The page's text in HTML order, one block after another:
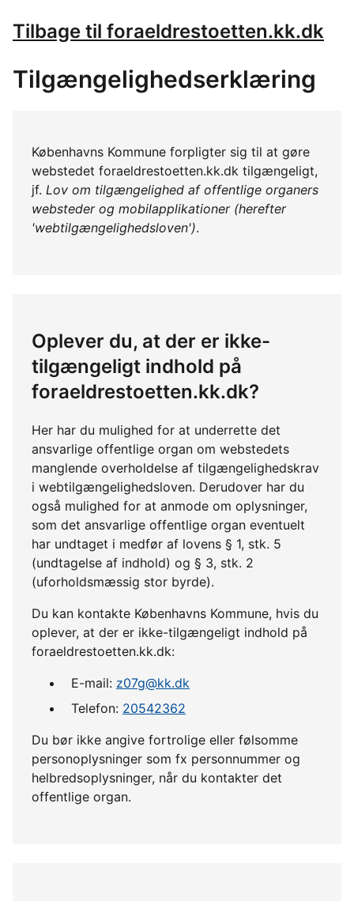
Tilbage til foraeldrestoetten.kk.dk
Tilgængelighedserklæring
Københavns Kommune forpligter sig til at gøre
webstedet foraeldrestoetten.kk.dk tilgængeligt,
jf. Lov om tilgængelighed af offentlige organers
websteder og mobilapplikationer (herefter
'webtilgængelighedsloven').
Oplever du, at der er ikke-
tilgængeligt indhold på
foraeldrestoetten.kk.dk?
Her har du mulighed for at underrette det
ansvarlige offentlige organ om webstedets
manglende overholdelse af tilgængelighedskrav
i webtilgængelighedsloven. Derudover har du
også mulighed for at anmode om oplysninger,
som det ansvarlige offentlige organ eventuelt
har undtaget i medfør af lovens § 1, stk. 5
(undtagelse af indhold) og § 3, stk. 2
(uforholdsmæssig stor byrde).
Du kan kontakte Københavns Kommune, hvis du
oplever, at der er ikke-tilgængeligt indhold på
foraeldrestoetten.kk.dk:
E-mail: z07g@kk.dk
Telefon: 20542362
Du bør ikke angive fortrolige eller følsomme
personoplysninger som fx personnummer og
helbredsoplysninger, når du kontakter det
offentlige organ.